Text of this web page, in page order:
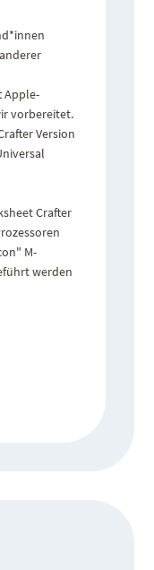
Apple-
vorbereitet.
Version
Crafter
M-
werden